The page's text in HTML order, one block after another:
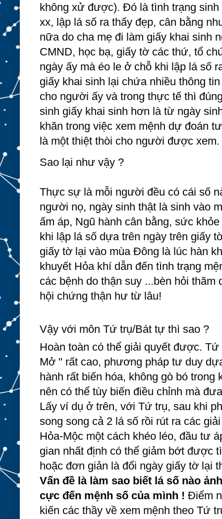
không xử được). Đó là tình trạng
xx, lập lá số ra thấy đẹp, cân bằng
nữa do cha mẹ đi làm giấy khai sinh
CMND, học bạ, giấy tờ các thứ, tổ
ngày ấy mà éo le ở chỗ khi lập lá số
giấy khai sinh lại chứa nhiều thông
cho người ấy và trong thực tế thì
sinh giấy khai sinh hơn là từ ngày
khăn trong việc xem mệnh dự đoán
là một thiệt thòi cho người được xem.
Sao lại như vậy ?
Thực sự là mỗi người đều có cái số
người nọ, ngày sinh thật là sinh vào
ấm áp, Ngũ hành cân bằng, sức
khi lập lá số dựa trên ngày trên giấy
giấy tờ lại vào mùa Đông là lúc hàn
khuyết Hỏa khí dẫn đến tình trạng
các bệnh do thận suy ...bèn hỏi thăm
hội chứng thận hư từ lâu!
Vậy với môn Tứ trụ/Bát tự thì sao ?
Hoàn toàn có thể giải quyết được.
Mở " rất cao, phương pháp tư duy
hành rất biến hóa, không gò bó
nên có thể tùy biến điều chỉnh mà
Lấy ví dụ ở trên, với Tứ trụ, sau khi
song song cả 2 lá số rồi rút ra các
Hỏa-Mộc một cách khéo léo, đầu tư
gian nhất định có thể giảm bớt được
Vấn đề là làm sao biết lá số nào
cực đến mệnh số của mình ! Điểm
kiến các thầy về xem mệnh theo Tứ